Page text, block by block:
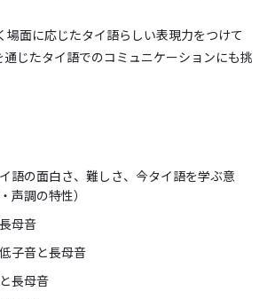
面に応じたタイ語らしい表現力をつけて
通じたタイ語でのコミュニケーションにも挑
語の面白さ、難しさ、今タイ語を学ぶ意
声調の特性）
母音
子音と長母音
長母音